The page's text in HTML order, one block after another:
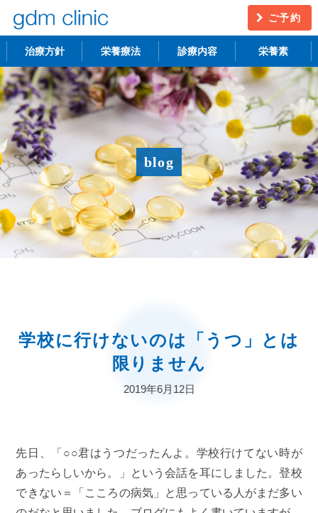
ご予約
治療方針 栄養療法 診療内容
不妊治療 うつ・慢性疲労
アンチエイジング 更年期障害
アトピー性皮膚炎 ニキビ・シミ
レーザー脱毛 月経
栄養素
blog
学校に行けないのは「うつ」とは
限りません
2019年6月12日
先日、「○○君はうつだったんよ。学校行けてない時が
あったらしいから。」という会話を耳にしました。登校
できない＝「こころの病気」と思っている人がまだ多い